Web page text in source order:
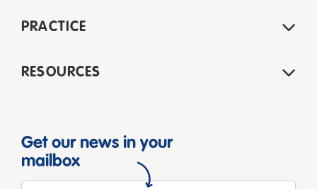
PRACTICE
RESOURCES
Get our news in your
mailbox